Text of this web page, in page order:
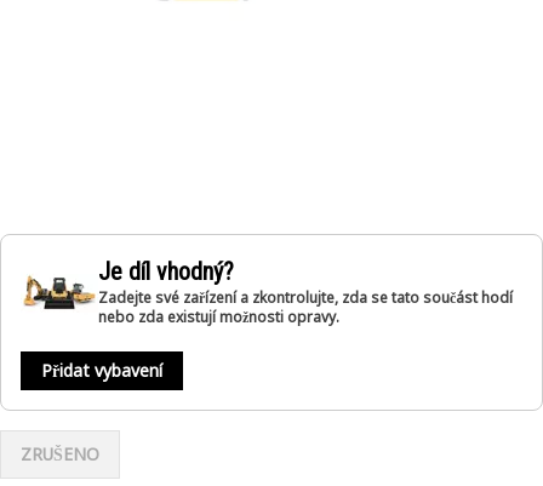
Je díl vhodný?
Zadejte své zařízení a zkontrolujte, zda se tato součást hodí
nebo zda existují možnosti opravy.
Přidat vybavení
ZRUŠENO